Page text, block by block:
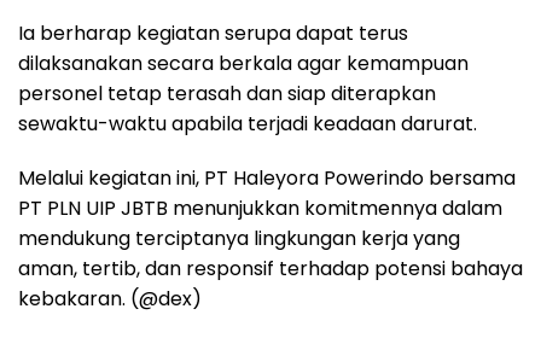
Ia berharap kegiatan serupa dapat terus
dilaksanakan secara berkala agar kemampuan
personel tetap terasah dan siap diterapkan
sewaktu-waktu apabila terjadi keadaan darurat.
Melalui kegiatan ini, PT Haleyora Powerindo bersama
PT PLN UIP JBTB menunjukkan komitmennya dalam
mendukung terciptanya lingkungan kerja yang
aman, tertib, dan responsif terhadap potensi bahaya
kebakaran. (@dex)